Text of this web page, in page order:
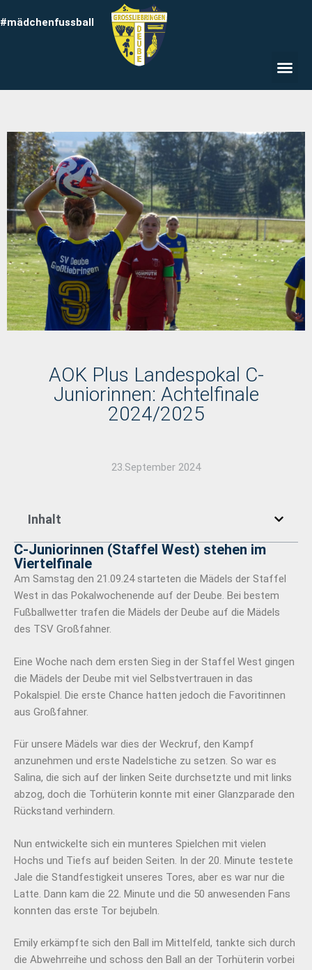
#mädchenfussball
AOK Plus Landespokal C-
Juniorinnen: Achtelfinale
2024/2025
23.September 2024
Inhalt
C-Juniorinnen (Staffel West) stehen im
Viertelfinale
Am Samstag den 21.09.24 starteten die Mädels der Staffel
West in das Pokalwochenende auf der Deube. Bei bestem
Fußballwetter trafen die Mädels der Deube auf die Mädels
des TSV Großfahner.
Eine Woche nach dem ersten Sieg in der Staffel West gingen
die Mädels der Deube mit viel Selbstvertrauen in das
Pokalspiel. Die erste Chance hatten jedoch die Favoritinnen
aus Großfahner.
Für unsere Mädels war dies der Weckruf, den Kampf
anzunehmen und erste Nadelstiche zu setzen. So war es
Salina, die sich auf der linken Seite durchsetzte und mit links
abzog, doch die Torhüterin konnte mit einer Glanzparade den
Rückstand verhindern.
Nun entwickelte sich ein munteres Spielchen mit vielen
Hochs und Tiefs auf beiden Seiten. In der 20. Minute testete
Jale die Standfestigkeit unseres Tores, aber es war nur die
Latte. Dann kam die 22. Minute und die 50 anwesenden Fans
konnten das erste Tor bejubeln.
Emily erkämpfte sich den Ball im Mittelfeld, tankte sich durch
die Abwehrreihe und schoss den Ball an der Torhüterin vorbei